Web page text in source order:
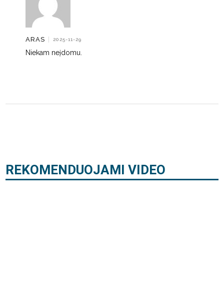
ARAS | 2025-11-29
Niekam neįdomu.
REKOMENDUOJAMI VIDEO